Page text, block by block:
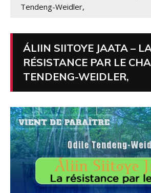
Tendeng-Weidler,
ÁLIIN SIITOYE JAATA –
RÉSISTANCE PAR LE
TENDENG-WEIDLER,